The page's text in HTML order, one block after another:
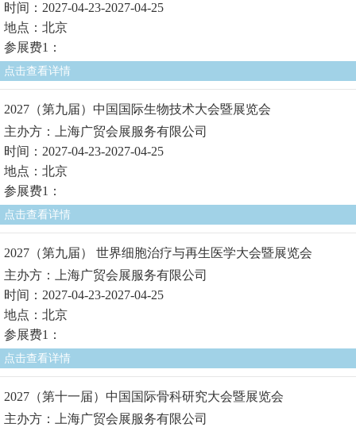
时间：2027-04-23-2027-04-25
地点：北京
参展费1：
点击查看详情
2027（第九届）中国国际生物技术大会暨展览会
主办方：上海广贸会展服务有限公司
时间：2027-04-23-2027-04-25
地点：北京
参展费1：
点击查看详情
2027（第九届） 世界细胞治疗与再生医学大会暨展览会
主办方：上海广贸会展服务有限公司
时间：2027-04-23-2027-04-25
地点：北京
参展费1：
点击查看详情
2027（第十一届）中国国际骨科研究大会暨展览会
主办方：上海广贸会展服务有限公司